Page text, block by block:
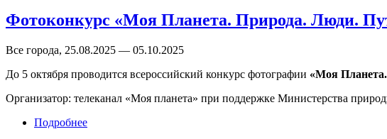
Фотоконкурс «Моя Планета. Природа. Люди.
Все города, 25.08.2025 — 05.10.2025
До 5 октября проводится всероссийский конкурс фотографии «Моя
Организатор: телеканал «Моя планета» при поддержке Министерства
Подробнее